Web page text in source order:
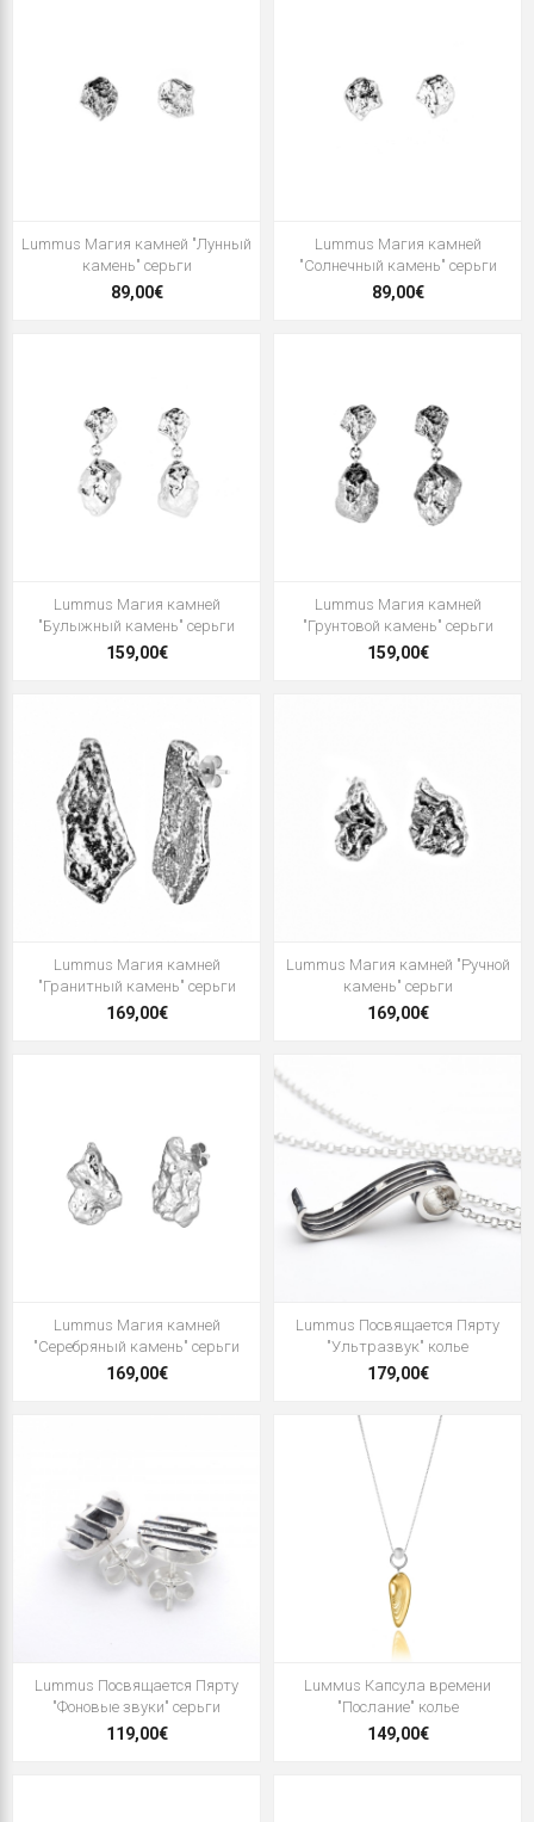
Lummus Магия камней "Лунный
камень" серьги
89,00€
Lummus Магия камней
"Солнечный камень" серьги
89,00€
Lummus Магия камней
"Булыжный камень" серьги
159,00€
Lummus Магия камней
"Грунтовой камень" серьги
159,00€
Lummus Магия камней
"Гранитный камень" серьги
169,00€
Lummus Магия камней "Ручной
камень" серьги
169,00€
Lummus Магия камней
"Серебряный камень" серьги
169,00€
Lummus Посвящается Пярту
"Ультразвук" колье
179,00€
Lummus Посвящается Пярту
"Фоновые звуки" серьги
119,00€
Luммus Капсула времени
"Послание" колье
149,00€